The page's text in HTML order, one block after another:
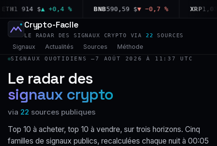
1 914 $▲ +0,4 % BNB590,59 $▼ −0,7 % XRP1,03 $
Crypto-Facile
LE RADAR DES SIGNAUX CRYPTO VIA 22 SOURCES
Signaux Actualités Sources Méthode
SIGNAUX QUOTIDIENS —7 AOÛT 2026 À 11:37 UTC
Le radar des
signaux crypto
via 22 sources publiques
Top 10 à acheter, top 10 à vendre, sur trois horizons. Cinq
familles de signaux publics, recalculées chaque nuit à 00:05